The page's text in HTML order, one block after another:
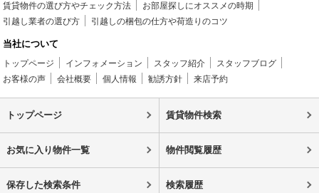
賃貸物件の選び方やチェック方法
お部屋探しにオススメの時期
引越し業者の選び方
引越しの梱包の仕方や荷造りのコツ
当社について
トップページ インフォメーション スタッフ紹介
スタッフブログ
お客様の声
会社概要 個人情報 勧誘方針 来店予約
トップページ 賃貸物件検索
お気に入り物件一覧 物件閲覧履歴
保存した検索条件 検索履歴